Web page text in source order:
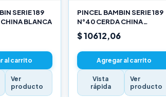
SERIE 189
BLANCA
al carrito
Ver
producto
PINCEL BAMBIN SERIE 189
N°40 CERDA CHINA
BLANCA
$ 10612,06
Agregar al carrito
Vista
rápida
Ver
producto